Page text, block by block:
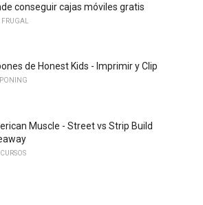
conseguir cajas móviles gratis
de Honest Kids - Imprimir y Clip
Muscle - Street vs Strip Build